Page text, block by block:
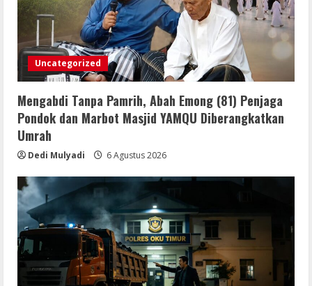
Uncategorized
Mengabdi Tanpa Pamrih, Abah Emong (81) Penjaga
Pondok dan Marbot Masjid YAMQU Diberangkatkan
Umrah
Dedi Mulyadi 6 Agustus 2026